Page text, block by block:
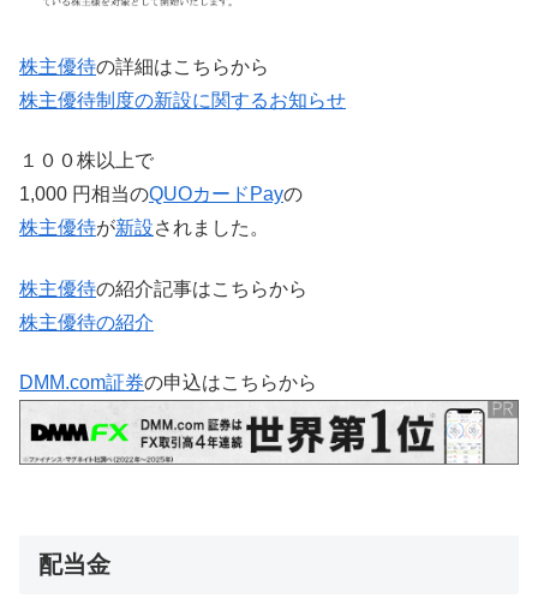
株主優待の詳細はこちらから
株主優待制度の新設に関するお知らせ
１００株以上で
1,000 円相当のQUOカードPayの
株主優待が新設されました。
株主優待の紹介記事はこちらから
株主優待の紹介
DMM.com証券の申込はこちらから
配当金